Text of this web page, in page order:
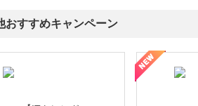
おすすめキャンペーン
修【おせちの千賀屋】おもてなし参道本店
SBI新生銀